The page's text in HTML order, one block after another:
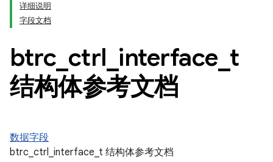
详细说明
字段文档
btrc ctrl interface t
结构体参考文档
数据字段
btrc_ctrl_interface_t 结构体参考文档